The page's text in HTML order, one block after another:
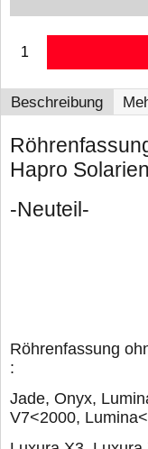
Beschreibung
Hapro Solarien
-Neuteil-
Röhrenfassung
:
Jade, Onyx,
V7<2000,